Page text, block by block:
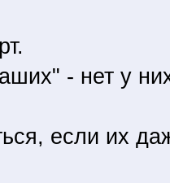
- нет у
если их